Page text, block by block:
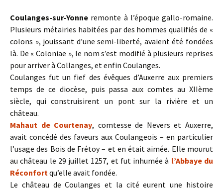
Coulanges-sur-Yonne remonte à l’époque gallo-romaine.
Plusieurs métairies habitées par des hommes qualifiés de «
colons », jouissant d’une semi-liberté, avaient été fondées
là. De « Coloniae », le nom s’est modifié à plusieurs reprises
pour arriver à Collanges, et enfin Coulanges.
Coulanges fut un fief des évêques d’Auxerre aux premiers
temps de ce diocèse, puis passa aux comtes au XIIème
siècle, qui construisirent un pont sur la rivière et un
château.
Mahaut de Courtenay, comtesse de Nevers et Auxerre,
avait concédé des faveurs aux Coulangeois – en particulier
l’usage des Bois de Frétoy – et en était aimée. Elle mourut
au château le 29 juillet 1257, et fut inhumée à l’Abbaye du
Réconfortqu’elle avait fondée.
Le château de Coulanges et la cité eurent une histoire